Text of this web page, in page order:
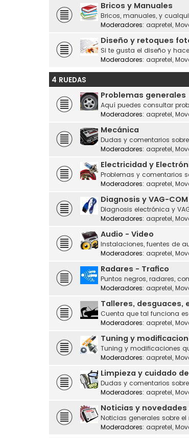
Bricos y Manuales
Bricos, manuales, y
Moderadores: aapretel,
Diseño y retoques
Si te gusta el diseño y
Moderadores: aapretel,
4 RUEDAS
Problemas generales
Aquí puedes consultar
Moderadores: aapretel,
Mecánica
Dudas y comentarios
Moderadores: aapretel,
Electricidad y
Problemas y comentarios
Moderadores: aapretel,
Diagnosis y VAG-COM
Diagnosis electrónica y
Moderadores: aapretel,
Audio - Video
Instalaciones, fuentes de
Moderadores: aapretel,
Radares - Trafico
Puntos negros, radares,
Moderadores: aapretel,
Talleres, desguaces,
Cuenta que tal funciona
Moderadores: aapretel,
Tuning y
Tuning y modificaciones
Moderadores: aapretel,
Limpieza y cuidado
Dudas y comentarios
Moderadores: aapretel,
Noticias y
Noticias generales sobre
Moderadores: aapretel,